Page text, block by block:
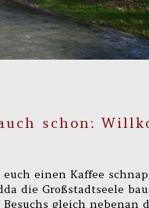
schon:
einen Kaffee
die Großstadtseele
Besuchs gleich